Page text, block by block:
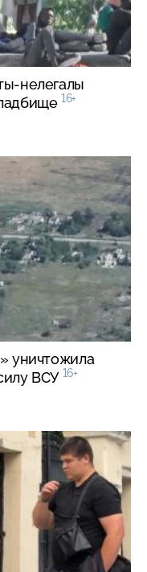
нелегалы
16+
уничтожила
ВСУ 16+